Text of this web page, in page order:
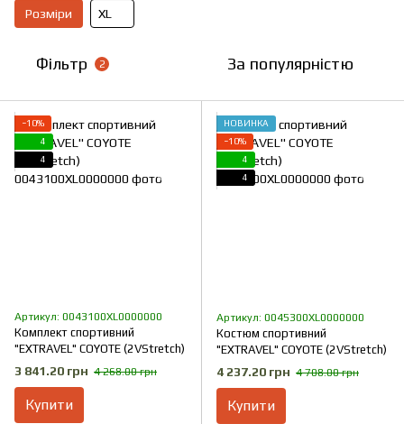
Розміри XL
Фільтр 2 За популярністю
−10%
4
4
Артикул: 0043100XL0000000
Комплект спортивний
"EXTRAVEL" COYOTE (2VStretch)
3 841.20 грн 4 268.00 грн
Купити
НОВИНКА
−10%
4
4
Артикул: 0045300XL0000000
Костюм спортивний
"EXTRAVEL" COYOTE (2VStretch)
4 237.20 грн 4 708.00 грн
Купити